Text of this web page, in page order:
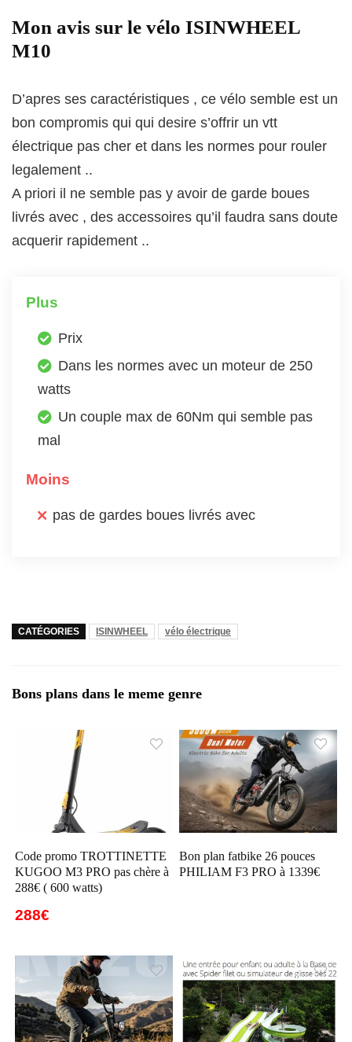
Mon avis sur le vélo ISINWHEEL
M10
D’apres ses caractéristiques , ce vélo semble est un
bon compromis qui qui desire s’offrir un vtt
électrique pas cher et dans les normes pour rouler
legalement ..
A priori il ne semble pas y avoir de garde boues
livrés avec , des accessoires qu’il faudra sans doute
acquerir rapidement ..
Plus
Prix
Dans les normes avec un moteur de 250
watts
Un couple max de 60Nm qui semble pas
mal
Moins
pas de gardes boues livrés avec
CATÉGORIES ISINWHEEL vélo électrique
Bons plans dans le meme genre
Code promo TROTTINETTE
KUGOO M3 PRO pas chère à
288€ ( 600 watts)
288€
Bon plan fatbike 26 pouces
PHILIAM F3 PRO à 1339€